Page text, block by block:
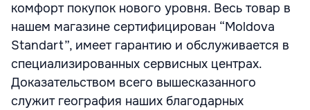
комфорт покупок нового уровня. Весь товар в
нашем магазине сертифицирован “Moldova
Standart”, имеет гарантию и обслуживается в
специализированных сервисных центрах.
Доказательством всего вышесказанного
служит география наших благодарных